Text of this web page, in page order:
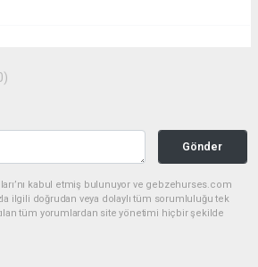
Gönder
kabul etmiş bulunuyor ve gebzehurses.com
ilgili doğrudan veya dolaylı tüm sorumluluğu tek
tüm yorumlardan site yönetimi hiçbir şekilde